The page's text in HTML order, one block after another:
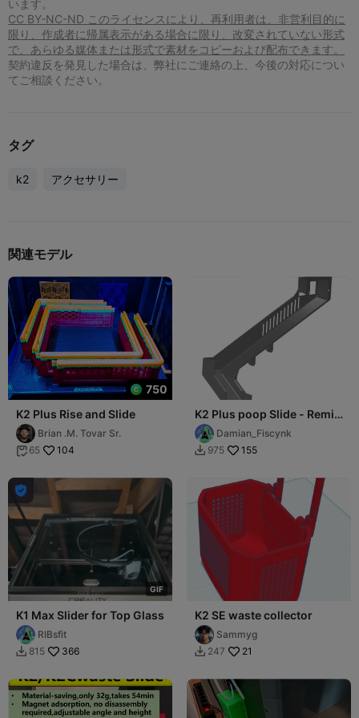
います。
CC BY-NC-ND このライセンスにより、再利用者は、非営利目的に
限り、作成者に帰属表示がある場合に限り、改変されていない形式
で、あらゆる媒体または形式で素材をコピーおよび配布できます。
契約違反を発見した場合は、弊社にご連絡の上、今後の対応につい
てご相談ください。
タグ
k2 アクセサリー
関連モデル
750
K2 Plus Rise and Slide
Brian .M. Tovar Sr.
 65 104
K2 Plus poop Slide - Remix
@Scratch 3DPrinting
Damian_Fiscynk
 975 155
GIF

K1 Max Slider for Top Glass
RIBsfit
 815 366
K2 SE waste collector
Sammyg
 247 21